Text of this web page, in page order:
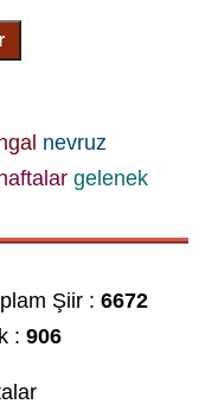
nevruz
gelenek
Şiir :6672
:906